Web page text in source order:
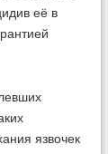
её в
язвочек